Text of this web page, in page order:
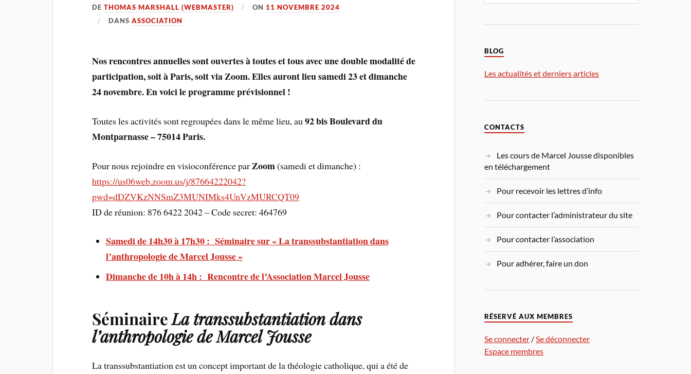
DETHOMAS MARSHALL (WEBMASTER) ON 11 NOVEMBRE 2024
DANSASSOCIATION
Nos rencontres annuelles sont ouvertes à toutes et tous avec une double modalité de
participation, soit à Paris, soit via Zoom. Elles auront lieu samedi 23 et dimanche
24 novembre. En voici le programme prévisionnel !
Toutes les activités sont regroupées dans le même lieu, au92 bis Boulevard du
Montparnasse – 75014 Paris.
Pour nous rejoindre en visioconférence parZoom(samedi et dimanche) :
https://us06web.zoom.us/j/87664222042?
pwd=dDZVKzNNSmZ3MUNIMks4UnVzMURCQT09
ID de réunion: 876 6422 2042 – Code secret: 464769
Samedi de 14h30 à 17h30 : Séminaire sur « La transsubstantiation dans
l’anthropologie de Marcel Jousse »
Dimanche de 10h à 14h : Rencontre de l’Association Marcel Jousse
SéminaireLa transsubstantiation dans
l’anthropologie de Marcel Jousse
La transsubstantiation est un concept important de la théologie catholique, qui a été de
BLOG
Les actualités et derniers articles
CONTACTS
Les cours de Marcel Jousse disponibles
en téléchargement
Pour recevoir les lettres d’info
Pour contacter l’administrateur du site
Pour contacter l’association
Pour adhérer, faire un don
RÉSERVÉ AUX MEMBRES
Se connecter /Se déconnecter
Espace membres